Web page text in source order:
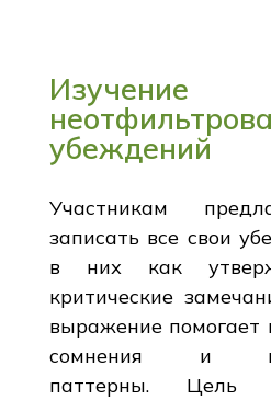
Изучение
убеждений
Участникам
записать все свои
в них как
критические
выражение помогает
сомнения и
паттерны. Цель